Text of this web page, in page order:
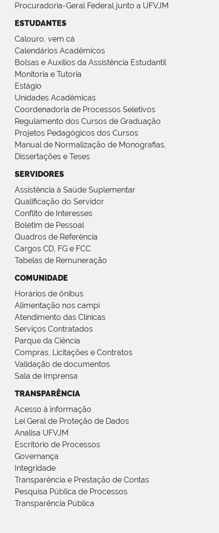
Procuradoria-Geral Federal junto a UFVJM
ESTUDANTES
Calouro, vem cá
Calendários Acadêmicos
Bolsas e Auxílios da Assistência Estudantil
Monitoria e Tutoria
Estágio
Unidades Acadêmicas
Coordenadoria de Processos Seletivos
Regulamento dos Cursos de Graduação
Projetos Pedagógicos dos Cursos
Manual de Normalização de Monografias,
Dissertações e Teses
SERVIDORES
Assistência à Saúde Suplementar
Qualificação do Servidor
Conflito de Interesses
Boletim de Pessoal
Quadros de Referência
Cargos CD, FG e FCC
Tabelas de Remuneração
COMUNIDADE
Horários de ônibus
Alimentação nos campi
Atendimento das Clínicas
Serviços Contratados
Parque da Ciência
Compras, Licitações e Contratos
Validação de documentos
Sala de Imprensa
TRANSPARÊNCIA
Acesso à informação
Lei Geral de Proteção de Dados
Analisa UFVJM
Escritório de Processos
Governança
Integridade
Transparência e Prestação de Contas
Pesquisa Pública de Processos
Transparência Pública